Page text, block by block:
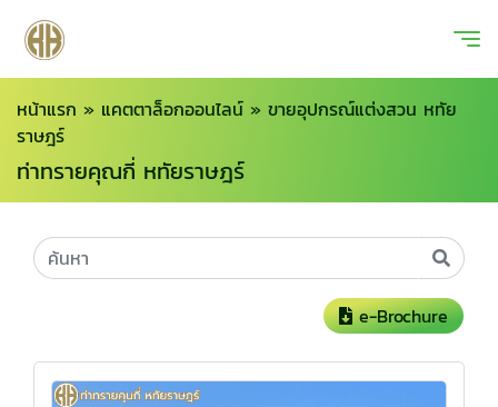
หน้าแรก » แคตตาล็อกออนไลน์ » ขายอุปกรณ์แต่งสวน หทัย
ราษฎร์
ท่าทรายคุณกี่ หทัยราษฎร์
e-Brochure